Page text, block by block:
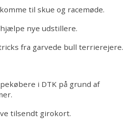
til skue og racemøde.
nye udstillere.
fra garvede bull terrierejere.
i DTK på grund af
tilsendt girokort.